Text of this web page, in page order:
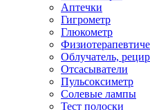
Аптечки
Гигрометр
Глюкометр
Облучатель,
Отсасыватели
Пульсоксиметр
Солевые лампы
Тест полоски